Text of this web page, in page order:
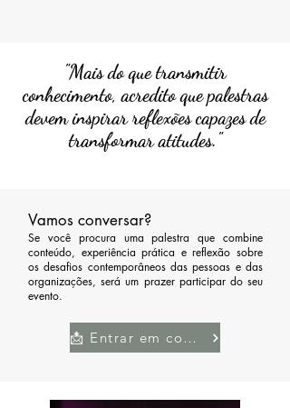
"Mais do que transmitir
conhecimento, acredito que palestras
devem inspirar reflexões capazes de
transformar atitudes."
Vamos conversar?
Se você procura uma palestra que combine
conteúdo, experiência prática e reflexão sobre
os desafios contemporâneos das pessoas e das
organizações, será um prazer participar do seu
evento.
📩 Entrar em contato